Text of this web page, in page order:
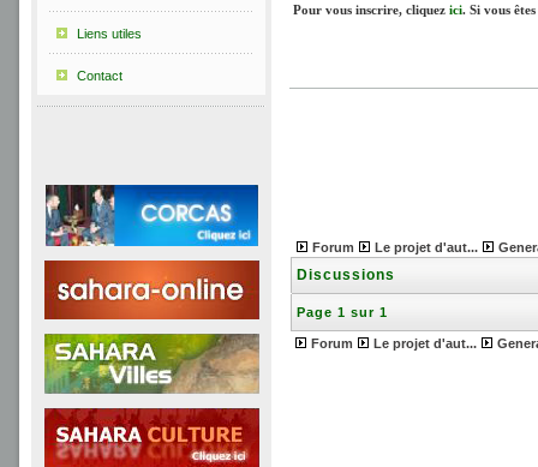
Liens utiles
Contact
Pour vous inscrire, cliquez ici. Si vous
Forum Le projet d'aut...
Discussions
Page 1 sur 1
Forum Le projet d'aut...